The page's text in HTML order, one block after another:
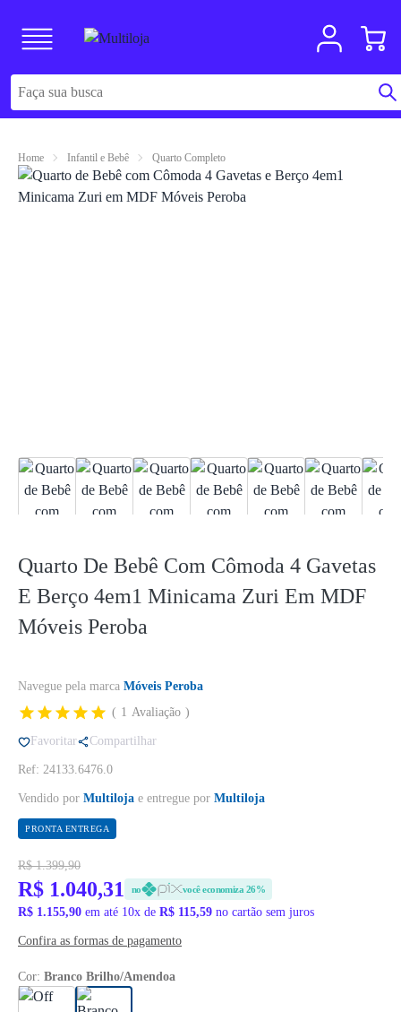
Home Infantil e Bebê Quarto Completo
Quarto De Bebê Com Cômoda 4 Gavetas
E Berço 4em1 Minicama Zuri Em MDF
Móveis Peroba
Navegue pela marca Móveis Peroba
1 Avaliação
Favoritar Compartilhar
Ref: 24133.6476.0
Vendido por Multiloja e entregue por Multiloja
PRONTA ENTREGA
R$ 1.399,90
R$ 1.040,31 no você economiza 26%
R$ 1.155,90 em até 10x de R$ 115,59 no cartão sem juros
Confira as formas de pagamento
Cor: Branco Brilho/Amendoa